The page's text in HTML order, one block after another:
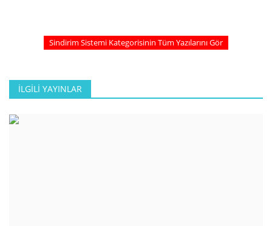
Sindirim Sistemi Kategorisinin Tüm Yazılarını Gör
İLGILI YAYINLAR